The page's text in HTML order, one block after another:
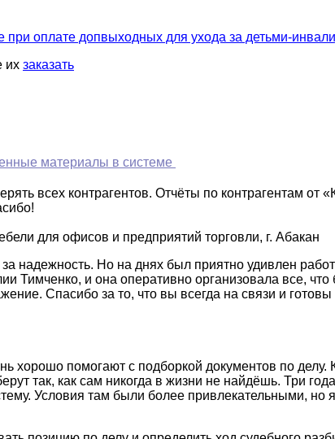
при оплате допвыходных для ухода за детьми-
их заказать
материалы в системе
всех контрагентов. Отчёты по контрагентам
для офисов и предприятий торговли, г. Абакан
надежность. Но на днях был приятно удивлен
Тимченко, и она оперативно организовала все,
Спасибо за то, что вы всегда на связи и
хорошо помогают с подборкой документов по
так, как сам никогда в жизни не найдёшь. Три
Условия там были более привлекательными, но